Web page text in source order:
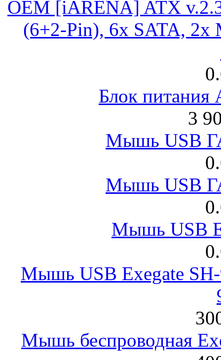
OEM [iARENA] ATX
(6+2-Pin), 6x SATA, 2x
Блок питания
3
Мышь USB
Мышь USB
Мышь USB
Мышь USB Exegate
Мышь беспроводная